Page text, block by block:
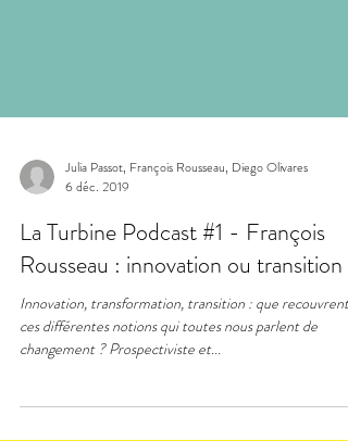
Julia Passot, François Rousseau, Diego Olivares
6 déc. 2019
La Turbine Podcast #1 - François
Rousseau : innovation ou transition ?
Innovation, transformation, transition : que recouvrent
changement ? Prospectiviste et...